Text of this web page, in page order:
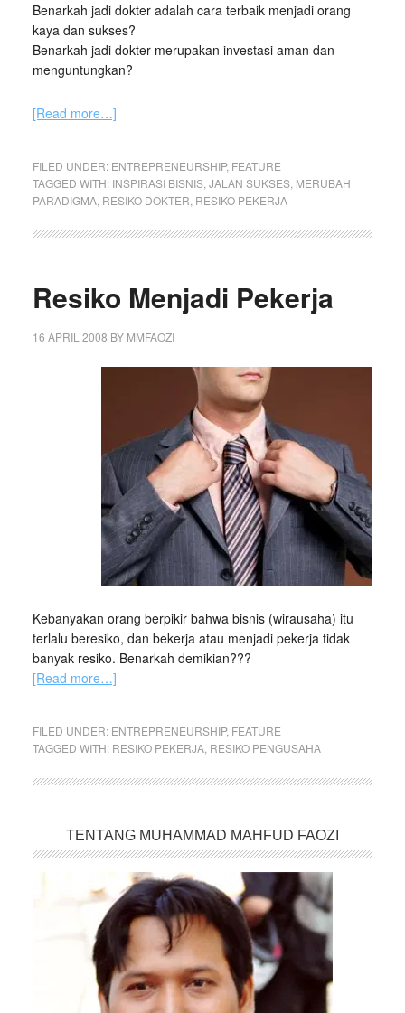
Benarkah jadi dokter adalah cara terbaik menjadi orang
kaya dan sukses?
Benarkah jadi dokter merupakan investasi aman dan
menguntungkan?
[Read more…]
FILED UNDER: ENTREPRENEURSHIP, FEATURE
TAGGED WITH: INSPIRASI BISNIS, JALAN SUKSES, MERUBAH
PARADIGMA, RESIKO DOKTER RESIKO PEKERJA
Resiko Menjadi Pekerja
16 APRIL 2008 BY MMFAOZI
Kebanyakan orang berpikir bahwa bisnis (wirausaha) itu
terlalu beresiko, dan bekerja atau menjadi pekerja tidak
banyak resiko. Benarkah demikian???
[Read more…]
FILED UNDER: ENTREPRENEURSHIP, FEATURE
TAGGED WITH: RESIKO PEKERJA, RESIKO PENGUSAHA
TENTANG MUHAMMAD MAHFUD FAOZI